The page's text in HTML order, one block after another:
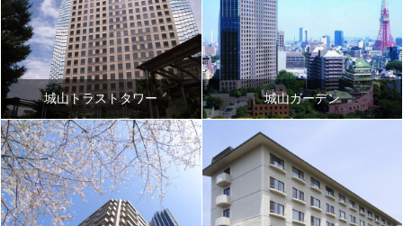
城山トラストタワー 城山ガーデン